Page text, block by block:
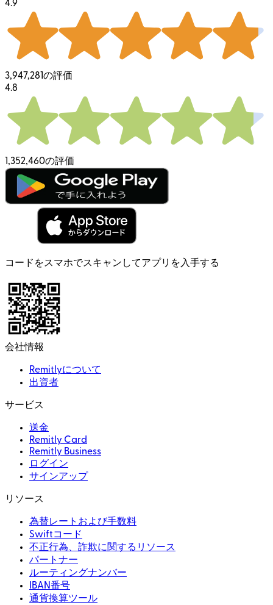
4.9
3,947,281の評価
4.8
1,352,460の評価
コードをスマホでスキャンしてアプリを入手する
会社情報
Remitlyについて
出資者
サービス
送金
Remitly Card
Remitly Business
ログイン
サインアップ
リソース
為替レートおよび手数料
Swiftコード
不正行為、詐欺に関するリソース
パートナー
ルーティングナンバー
IBAN番号
通貨換算ツール